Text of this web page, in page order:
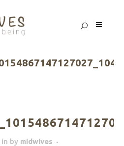
in by midwives